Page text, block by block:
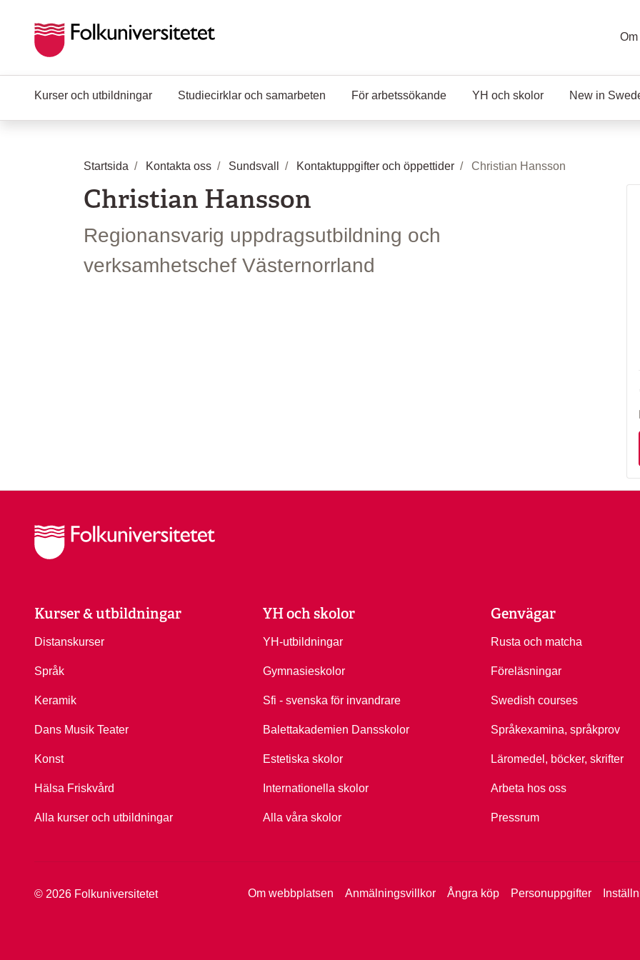
Kurser och utbildningar Studiecirklar och samarbeten För arbetssökande YH och skolor New in
Startsida Kontakta oss Sundsvall Kontaktuppgifter och öppettider Christian Hansson
Christian Hansson
Regionansvarig uppdragsutbildning och
verksamhetschef Västernorrland
Kurser & utbildningar
Distanskurser
Språk
Keramik
Dans Musik Teater
Konst
Hälsa Friskvård
Alla kurser och utbildningar
YH och skolor
YH-utbildningar
Gymnasieskolor
Sfi - svenska för invandrare
Balettakademien Dansskolor
Estetiska skolor
Internationella skolor
Alla våra skolor
Genvägar
Rusta och matcha
Föreläsningar
Swedish courses
Språkexamina, språkprov
Läromedel, böcker, skrifter
Arbeta hos oss
Pressrum
© 2026 Folkuniversitetet Om webbplatsen Anmälningsvillkor Ångra köp Personuppgifter